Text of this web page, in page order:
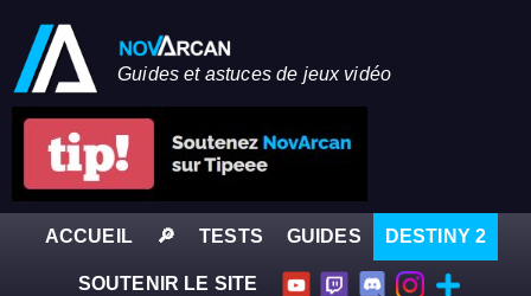
Guides et astuces de jeux vidéo
ACCUEIL 🔎 TESTS GUIDES DESTINY 2
SOUTENIR LE SITE